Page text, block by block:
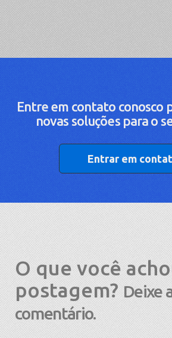
Entre em contato conosco
novas soluções para o
Entrar em
O que você
postagem? Deixe
comentário.